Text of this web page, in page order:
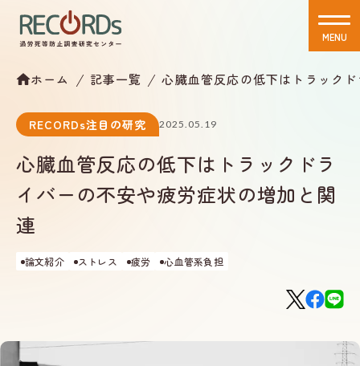
MENU
ホーム 記事一覧 心臓血管反応の低下はトラック
RECORDs注目の研究 2025.05.19
心臓血管反応の低下はトラックドラ
イバーの不安や疲労症状の増加と関
連
論文紹介 ストレス 疲労 心血管系負担